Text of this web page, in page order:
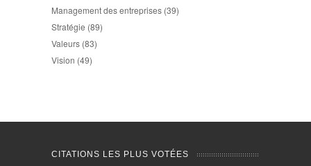
Management des entreprises (39)
Stratégie (89)
Valeurs (83)
Vision (49)
CITATIONS LES PLUS VOTÉES